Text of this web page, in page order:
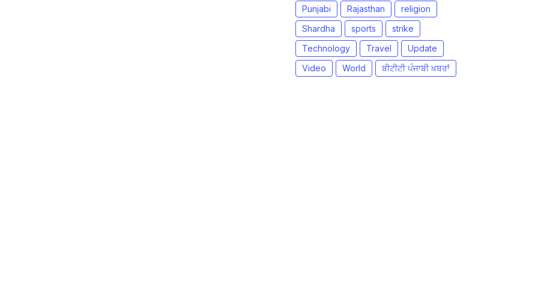
Punjabi
Rajasthan
religion
Shardha
sports
strike
Technology
Travel
Update
Video
World ਬੀਟੀਟੀ ਪੰਜਾਬੀ ਖ਼ਬਰਾਂ